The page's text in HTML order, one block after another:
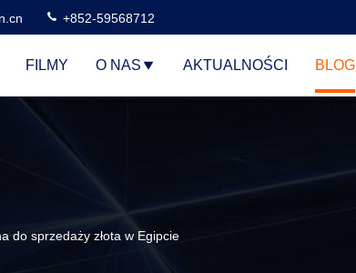
+852-59568712
FILMY O NAS AKTUALNOŚCI BLOG
do sprzedaży złota w Egipcie